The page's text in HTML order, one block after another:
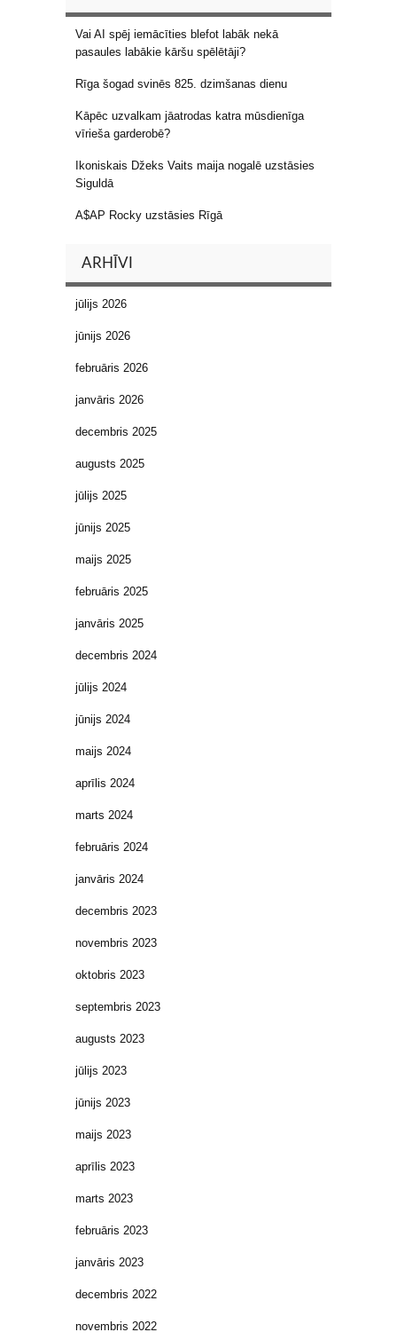
Vai AI spēj iemācīties blefot labāk nekā
pasaules labākie kāršu spēlētāji?
Rīga šogad svinēs 825. dzimšanas dienu
Kāpēc uzvalkam jāatrodas katra mūsdienīga
vīrieša garderobē?
Ikoniskais Džeks Vaits maija nogalē uzstāsies
Siguldā
A$AP Rocky uzstāsies Rīgā
ARHĪVI
jūlijs 2026
jūnijs 2026
februāris 2026
janvāris 2026
decembris 2025
augusts 2025
jūlijs 2025
jūnijs 2025
maijs 2025
februāris 2025
janvāris 2025
decembris 2024
jūlijs 2024
jūnijs 2024
maijs 2024
aprīlis 2024
marts 2024
februāris 2024
janvāris 2024
decembris 2023
novembris 2023
oktobris 2023
septembris 2023
augusts 2023
jūlijs 2023
jūnijs 2023
maijs 2023
aprīlis 2023
marts 2023
februāris 2023
janvāris 2023
decembris 2022
novembris 2022